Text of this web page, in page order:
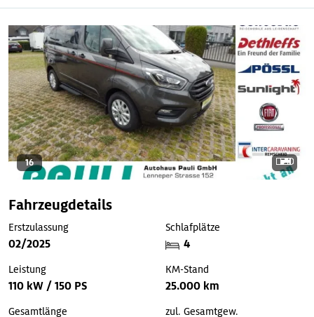
16
Fahrzeugdetails
Erstzulassung
02/2025
Schlafplätze
4
Leistung
110 kW / 150 PS
KM-Stand
25.000 km
Gesamtlänge zul. Gesamtgew.